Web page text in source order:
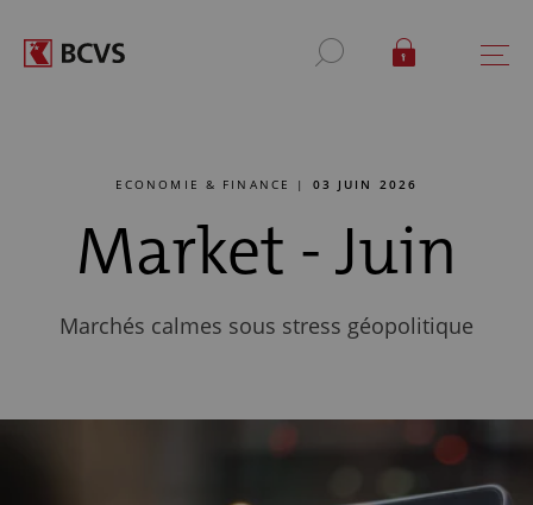
ECONOMIE & FINANCE | 03 JUIN 2026
Market - Juin
Marchés calmes sous stress géopolitique